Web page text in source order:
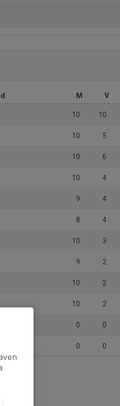
M V
10 10
10 5
10 6
10 4
9 4
8 4
10 3
9 2
10 2
10 2
0 0
0 0